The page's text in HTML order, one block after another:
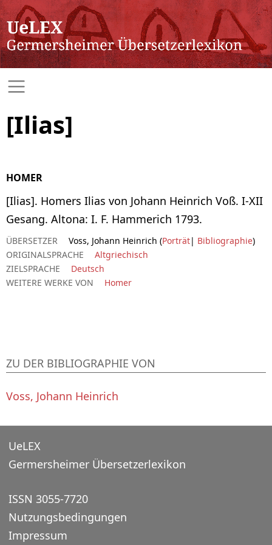
[Ilias]
HOMER
[Ilias]. Homers Ilias von Johann Heinrich Voß. I-XII
Gesang. Altona: I. F. Hammerich 1793.
ÜBERSETZER Voss, Johann Heinrich (Porträt| Bibliographie)
ORIGINALSPRACHE
Altgriechisch
ZIELSPRACHE
Deutsch
WEITERE WERKE VON
Homer
ZU DER BIBLIOGRAPHIE VON
Voss, Johann Heinrich
UeLEX
Germersheimer Übersetzerlexikon
ISSN 3055-7720
Nutzungsbedingungen
Impressum